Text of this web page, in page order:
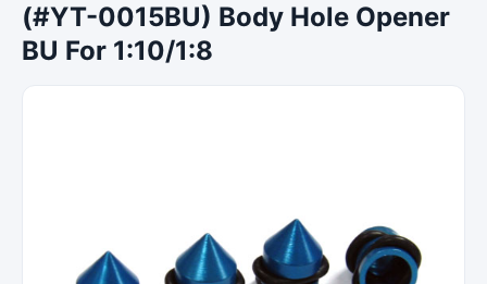
(#YT-0015BU) Body Hole Opener
BU For 1:10/1:8